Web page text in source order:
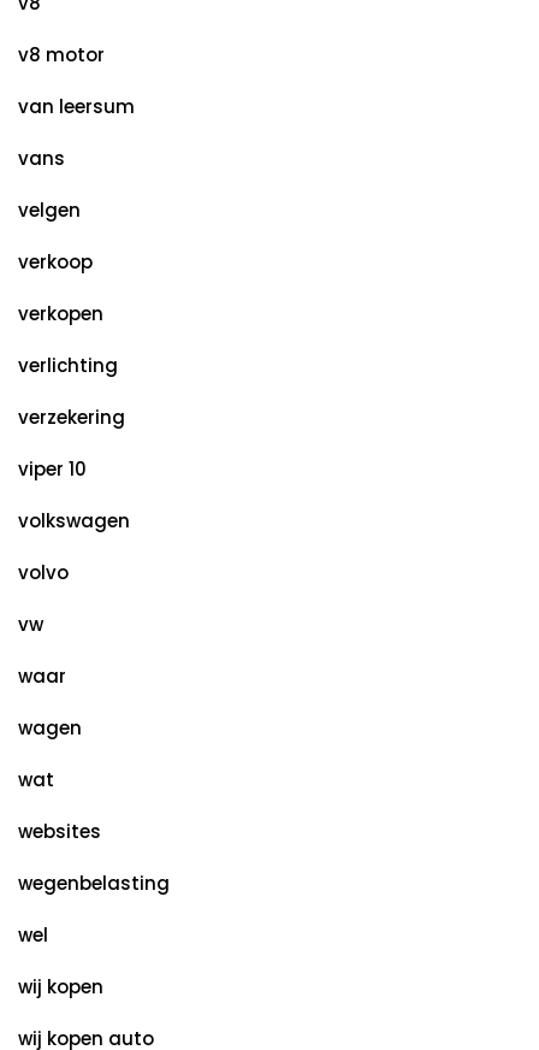
v8 motor
van leersum
vans
velgen
verkoop
verkopen
verlichting
verzekering
viper 10
volkswagen
volvo
vw
waar
wagen
wat
websites
wegenbelasting
wel
wij kopen
wij kopen auto